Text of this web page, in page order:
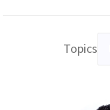
Topics